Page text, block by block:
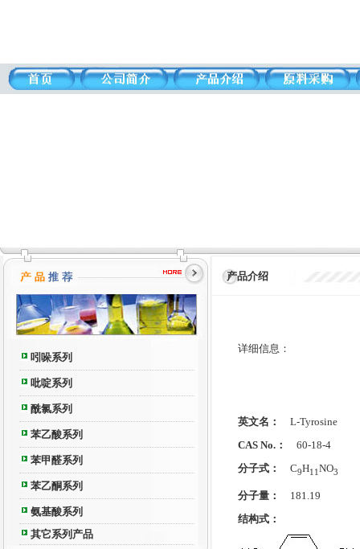
吲哚系列
吡啶系列
酰氯系列
苯乙酸系列
苯甲醛系列
苯乙酮系列
氨基酸系列
其它系列产品
产品介绍
详细信息：
英文名：
L-Tyrosine
CAS No.：
60-18-4
分子式：
C9H11NO3
分子量：
181.19
结构式：